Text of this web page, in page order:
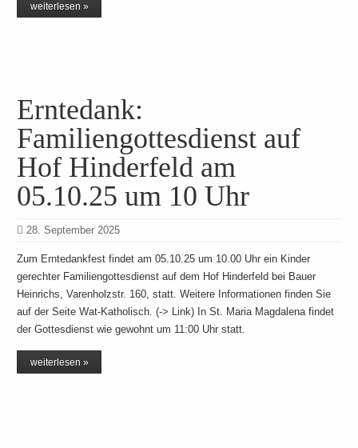
weiterlesen »
Erntedank:
Familiengottesdienst auf
Hof Hinderfeld am
05.10.25 um 10 Uhr
28. September 2025
Zum Erntedankfest findet am 05.10.25 um 10.00 Uhr ein Kinder
gerechter Familiengottesdienst auf dem Hof Hinderfeld bei Bauer
Heinrichs, Varenholzstr. 160, statt. Weitere Informationen finden Sie
auf der Seite Wat-Katholisch. (-> Link) In St. Maria Magdalena findet
der Gottesdienst wie gewohnt um 11:00 Uhr statt.
weiterlesen »